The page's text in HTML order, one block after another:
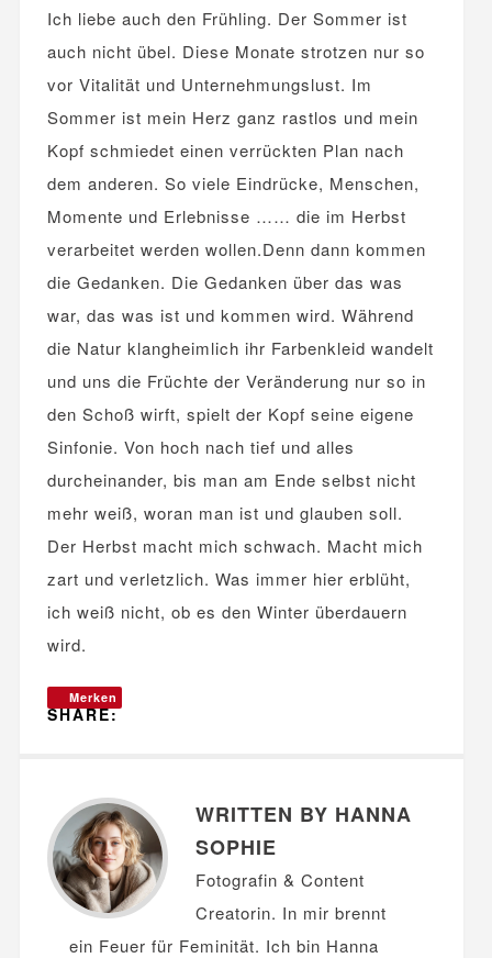
Ich liebe auch den Frühling. Der Sommer ist
auch nicht übel. Diese Monate strotzen nur so
vor Vitalität und Unternehmungslust. Im
Sommer ist mein Herz ganz rastlos und mein
Kopf schmiedet einen verrückten Plan nach
dem anderen. So viele Eindrücke, Menschen,
Momente und Erlebnisse …… die im Herbst
verarbeitet werden wollen.Denn dann kommen
die Gedanken. Die Gedanken über das was
war, das was ist und kommen wird. Während
die Natur klangheimlich ihr Farbenkleid wandelt
und uns die Früchte der Veränderung nur so in
den Schoß wirft, spielt der Kopf seine eigene
Sinfonie. Von hoch nach tief und alles
durcheinander, bis man am Ende selbst nicht
mehr weiß, woran man ist und glauben soll.
Der Herbst macht mich schwach. Macht mich
zart und verletzlich. Was immer hier erblüht,
ich weiß nicht, ob es den Winter überdauern
wird.
Merken
SHARE:
WRITTEN BY HANNA
SOPHIE
Fotografin & Content
Creatorin. In mir brennt
ein Feuer für Feminität. Ich bin Hanna